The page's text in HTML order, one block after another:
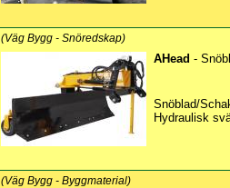
(Väg Bygg - Snöredskap)
AHead -
Snöblad/
Hydraulisk
(Väg Bygg - Byggmaterial)